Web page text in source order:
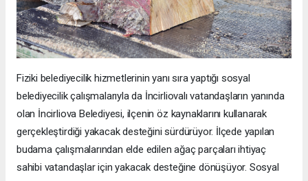
Fiziki belediyecilik hizmetlerinin yanı sıra yaptığı sosyal
belediyecilik çalışmalarıyla da İncirliovalı vatandaşların yanında
olan İncirliova Belediyesi, ilçenin öz kaynaklarını kullanarak
gerçekleştirdiği yakacak desteğini sürdürüyor. İlçede yapılan
budama çalışmalarından elde edilen ağaç parçaları ihtiyaç
sahibi vatandaşlar için yakacak desteğine dönüşüyor. Sosyal